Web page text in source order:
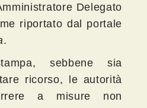
Delegato
riportato dal portale
.
sebbene sia
ricorso, le autorità
a misure non